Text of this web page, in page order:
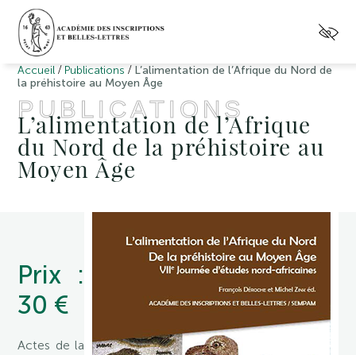
Accueil / Publications / L’alimentation de l’Afrique du Nord de
la préhistoire au Moyen Âge
PUBLICATIONS
L’alimentation de l’Afrique
du Nord de la préhistoire au
Moyen Âge
Prix :
30 €
Actes de la